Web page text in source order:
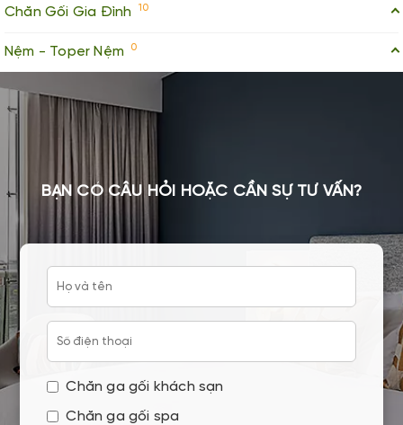
Chăn Gối Gia Đình 10
Nệm - Toper Nệm 0
BẠN CÓ CÂU HỎI HOẶC CẦN SỰ TƯ VẤN?
Chăn ga gối khách sạn
Chăn ga gối spa